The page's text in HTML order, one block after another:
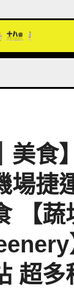
美食
場捷
【蔬
超多